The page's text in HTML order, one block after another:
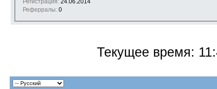
Регистрация: 24.06.2014
Реферралы: 0
Текущее время: